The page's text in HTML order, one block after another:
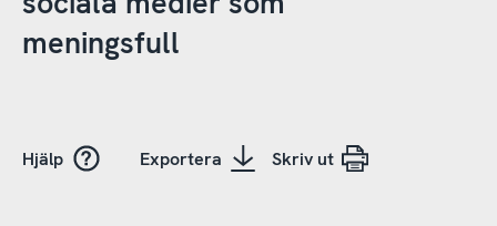
meningsfull
Hjälp Exportera Skriv ut